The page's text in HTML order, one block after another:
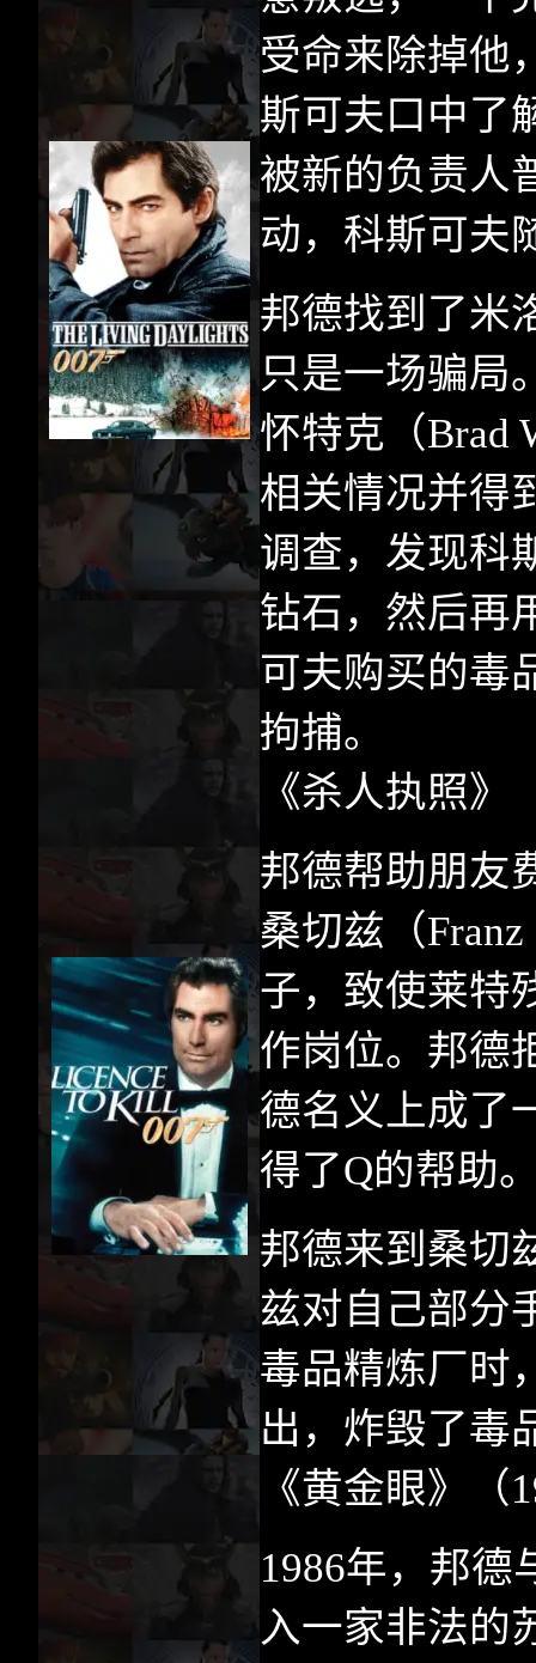
受命来除掉他
斯可夫口中了
被新的负责人
动，科斯可夫
邦德找到了米
只是一场骗局
怀特克（Brad
相关情况并得
调查，发现科
钻石，然后再
可夫购买的毒
拘捕。
《杀人执照》
邦德帮助朋友
桑切兹（Franz
子，致使莱特
作岗位。邦德
德名义上成了
得了Q的帮助
邦德来到桑切
兹对自己部分
毒品精炼厂时
出，炸毁了毒
《黄金眼》（
1986年，邦德
入一家非法的